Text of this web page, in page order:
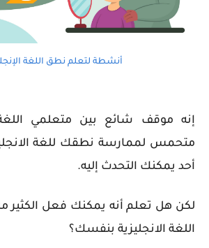
أنشطة لتعلم نطق اللغة
إنه موقف شائع بين متعلمي اللغة
متحمس لممارسة نطقك للغة
أحد يمكنك التحدث إليه.
لكن هل تعلم أنه يمكنك فعل الكثير
اللغة الانجليزية بنفسك؟